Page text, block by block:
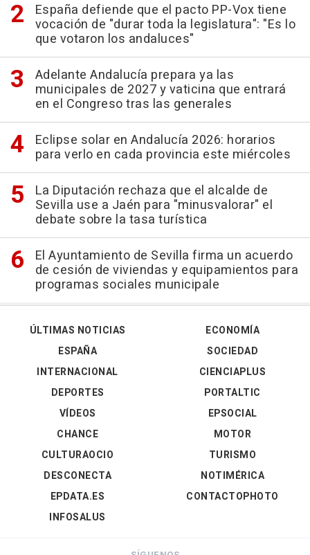
España defiende que el pacto PP-Vox tiene
vocación de "durar toda la legislatura": "Es lo
que votaron los andaluces"
Adelante Andalucía prepara ya las
municipales de 2027 y vaticina que entrará
en el Congreso tras las generales
Eclipse solar en Andalucía 2026: horarios
para verlo en cada provincia este miércoles
La Diputación rechaza que el alcalde de
Sevilla use a Jaén para "minusvalorar" el
debate sobre la tasa turística
El Ayuntamiento de Sevilla firma un acuerdo
de cesión de viviendas y equipamientos para
programas sociales municipale
ÚLTIMAS NOTICIAS
ESPAÑA
INTERNACIONAL
DEPORTES
VÍDEOS
ECONOMÍA
SOCIEDAD
CIENCIAPLUS
PORTALTIC
EPSOCIAL
CHANCE
CULTURAOCIO
DESCONECTA
EPDATA.ES
INFOSALUS
MOTOR
TURISMO
NOTIMÉRICA
CONTACTOPHOTO